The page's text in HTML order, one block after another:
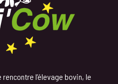
l’élevage bovin, le